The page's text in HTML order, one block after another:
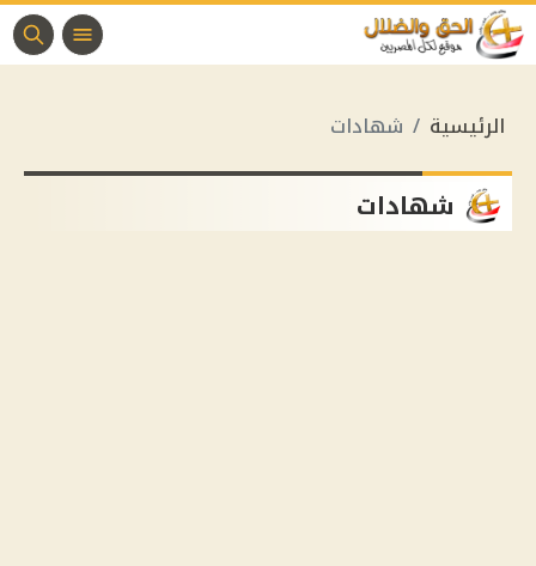
الرئيسية شهادات
شهادات